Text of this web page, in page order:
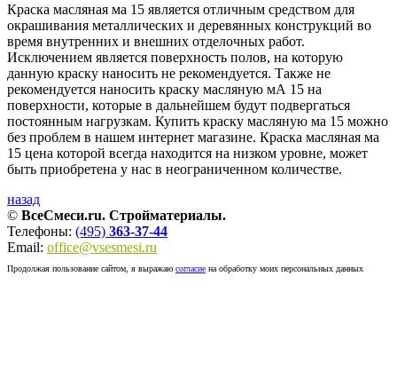
Краска масляная ма 15 является отличным средством для
окрашивания металлических и деревянных конструкций во
время внутренних и внешних отделочных работ.
Исключением является поверхность полов, на которую
данную краску наносить не рекомендуется. Также не
рекомендуется наносить краску масляную мА 15 на
поверхности, которые в дальнейшем будут подвергаться
постоянным нагрузкам. Купить краску масляную ма 15 можно
без проблем в нашем интернет магазине. Краска масляная ма
15 цена которой всегда находится на низком уровне, может
быть приобретена у нас в неограниченном количестве.
назад
© ВсеСмеси.ru. Стройматериалы.
Телефоны: (495) 363-37-44
Email: office@vsesmesi.ru
Продолжая пользование сайтом, я выражаю согласие на обработку моих персональных данных